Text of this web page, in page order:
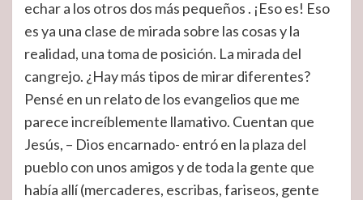
echar a los otros dos más pequeños . ¡Eso es! Eso
es ya una clase de mirada sobre las cosas y la
realidad, una toma de posición. La mirada del
cangrejo. ¿Hay más tipos de mirar diferentes?
Pensé en un relato de los evangelios que me
parece increíblemente llamativo. Cuentan que
Jesús, – Dios encarnado- entró en la plaza del
pueblo con unos amigos y de toda la gente que
había allí (mercaderes, escribas, fariseos, gente